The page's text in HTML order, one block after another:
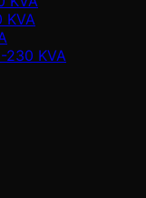
KVA
230 KVA